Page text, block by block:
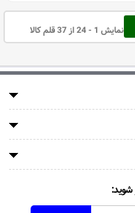
نمایش 1 - 24 از 37 قلم کالا
شوید: